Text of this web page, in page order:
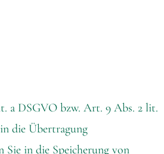
a DSGVO bzw. Art. 9 Abs. 2 lit.
die Übertragung
in die Speicherung von